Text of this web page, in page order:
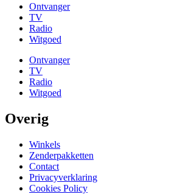
Ontvanger
TV
Radio
Witgoed
Ontvanger
TV
Radio
Witgoed
Overig
Winkels
Zenderpakketten
Contact
Privacyverklaring
Cookies Policy